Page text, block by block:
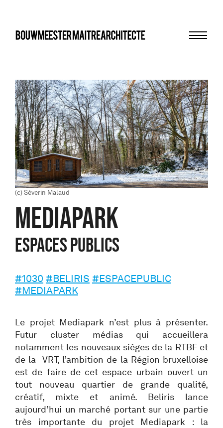
bma
(c) Séverin Malaud
Mediapark
Espaces Publics
#1030 #BELIRIS #ESPACEPUBLIC
#MEDIAPARK
Le projet Mediapark n’est plus à présenter.
Futur cluster médias qui accueillera
notamment les nouveaux sièges de la RTBF et
de la VRT, l’ambition de la Région bruxelloise
est de faire de cet espace urbain ouvert un
tout nouveau quartier de grande qualité,
créatif, mixte et animé. Beliris lance
aujourd’hui un marché portant sur une partie
très importante du projet Mediapark : la